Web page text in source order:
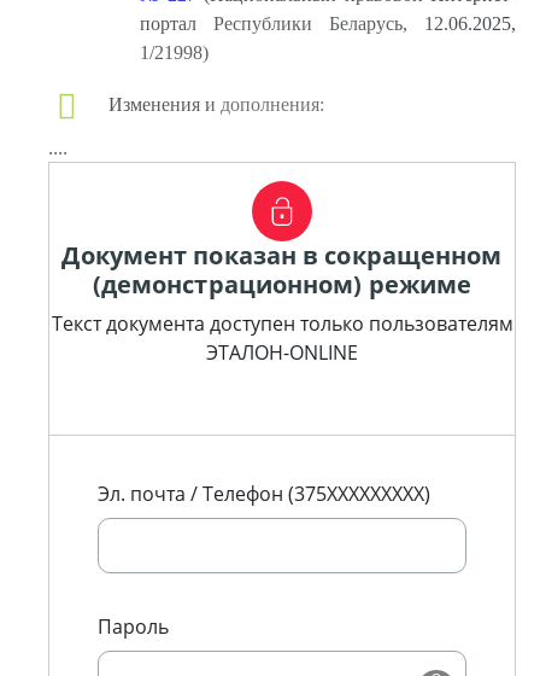
портал Республики Беларусь, 12.06.2025,
1/21998)
Изменения и дополнения:
....
Документ показан в сокращенном
(демонстрационном) режиме
Текст документа доступен только пользователям
ЭТАЛОН-ONLINE
Эл. почта / Телефон (375XXXXXXXXX)
Пароль